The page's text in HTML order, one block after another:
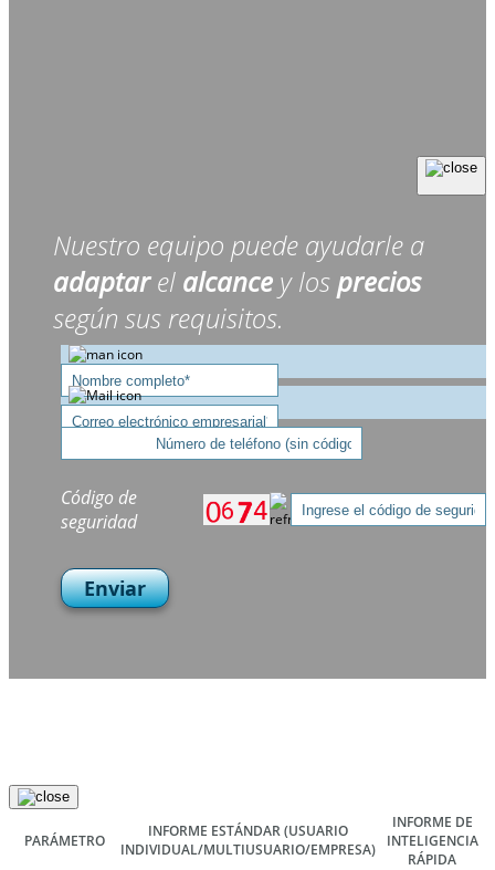
Nuestro equipo puede ayudarle a
adaptarel alcance y losprecios
según sus requisitos.
Código de
seguridad
Enviar
PARÁMETRO
INFORME ESTÁNDAR(USUARIO
INDIVIDUAL/MULTIUSUARIO/EMPRESA)
INFORME DE
INTELIGENCIA
RÁPIDA